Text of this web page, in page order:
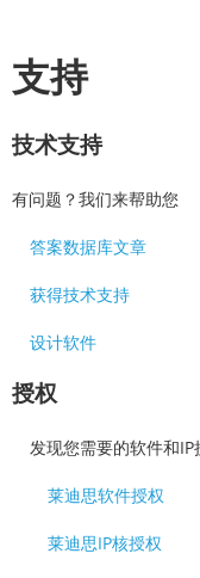
支持
技术支持
有问题？我们来帮助您
答案数据库文章
获得技术支持
设计软件
授权
发现您需要的软件和IP
莱迪思软件授权
莱迪思IP核授权